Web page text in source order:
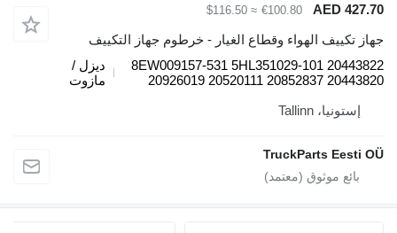
AED
€100.80
≈ $116.50
تكييف الهواء وقطاع الغيار - خرطوم جهاز التكييف
8EW009157-531 5HL351029-101
20926019 20520111 20852837
ديزل /
مازوت
إستونيا، Tallinn
TruckParts Eesti